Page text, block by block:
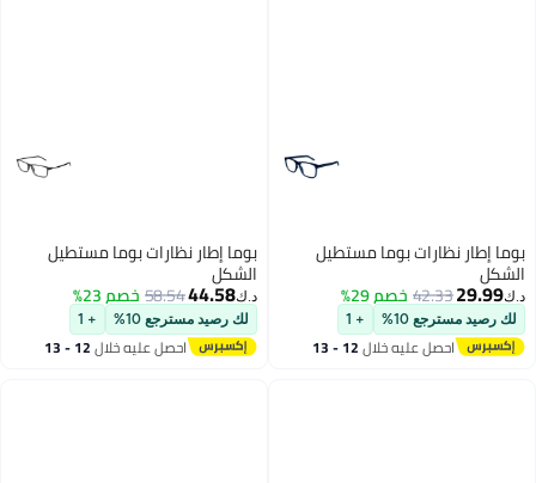
بوما إطار نظارات بوما مستطيل
الشكل
د.ك‏29.99
42.33خصم 29%
لك رصيد مسترجع 10% + 1
احصل عليه خلال 12 - 13
بوما إطار نظارات بوما مستطيل
الشكل
د.ك‏44.58
58.54خصم 23%
لك رصيد مسترجع 10% + 1
احصل عليه خلال 12 - 13